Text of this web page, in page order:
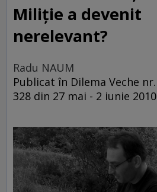
Miliţie a devenit
nerelevant?
Radu NAUM
Publicat în Dilema Veche nr.
328 din 27 mai - 2 iunie 2010